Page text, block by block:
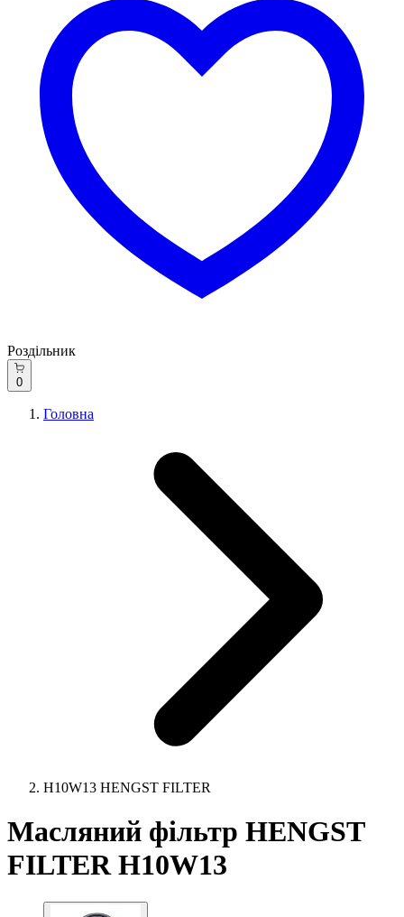
Роздільник
0
Головна
H10W13 HENGST FILTER
Масляний фільтр HENGST
FILTER H10W13